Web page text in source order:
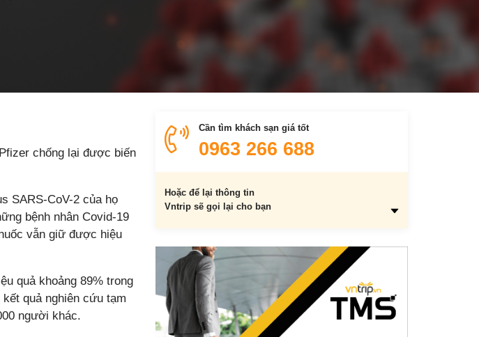
chống lại được biến
SARS-CoV-2 của họ
bệnh nhân Covid-19
vẫn giữ được hiệu
quả khoảng 89% trong
quả nghiên cứu tạm
người khác.
Cần tìm khách sạn giá tốt
0963 266 688
Hoặc để lại thông tin
Vntrip sẽ gọi lại cho bạn